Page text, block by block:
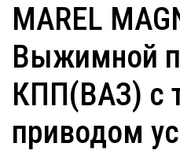
MAREL
Выжимной
КПП(ВАЗ) с
приводом